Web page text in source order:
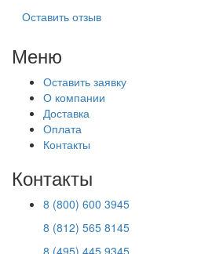
Оставить отзыв
Меню
Оставить заявку
О компании
Доставка
Оплата
Контакты
Контакты
8 (800) 600 3945
8 (812) 565 8145